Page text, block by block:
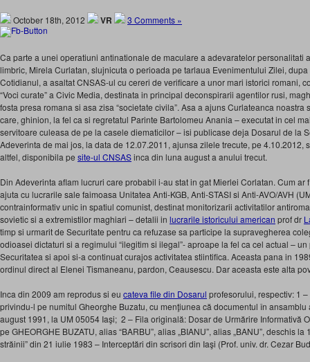
October 18th, 2012 VR 3 Comments »
Ca parte a unei operatiuni antinationale de maculare a adevaratelor personalitati
limbric, Mirela Curlatan, slujnicuta o perioada pe tarlaua Evenimentului Zilei,
Cotidianul, a asaltat CNSAS-ul cu cereri de verificare a unor mari istorici romani,
“Voci curate” a Civic Media, destinata in principal deconspirarii agentilor rusi,
fosta presa romana si asa zisa “societate civila”. Asa a ajuns Curlateanca
care, ghinion, la fel ca si regretatul Parinte Bartolomeu Anania – executat in cel
servitoare culeasa de pe la casele diematicilor – isi publicase deja Dosarul de la
Adeverinta de mai jos, la data de 12.07.2011, ajunsa zilele trecute, pe 4.10.2012,
altfel, disponibila pe site-ul CNSASinca din luna august a anului trecut.
Din Adeverinta aflam lucruri care probabil i-au stat in gat Mierlei Corlatan. Cum ar
ajuta cu lucrarile sale faimoasa Unitatea Anti-KGB, Anti-STASI si Anti-AVO/AVH
contrainformativ unic in spatiul comunist, destinat monitorizarii activitatilor
sovietic si a extremistilor maghiari – detalii in lucrarile istoricului american prof dr
timp si urmarit de Securitate pentru ca refuzase sa participe la supravegherea
odioasei dictaturi si a regimului “ilegitim si ilegal”- aproape la fel ca cel actual –
Securitatea si apoi si-a continuat curajos activitatea stiintifica. Aceasta pana in
ordinul direct al Elenei Tismaneanu, pardon, Ceausescu. Dar aceasta este alta
Inca din 2009 am reprodus si eu cateva file din Dosarul profesorului, respectiv: 1
privindu-l pe numitul Gheorghe Buzatu, cu menţiunea că documentul în ansamblu
august 1991, la UM 05054 Iaşi; 2 – Fila originală: Dosar de Urmărire Informativă
pe GHEORGHE BUZATU, alias “BARBU”, alias „BIANU”, alias „BANU”, deschis
străinii” din 21 iulie 1983 – Interceptări din scrisori din Iaşi (Prof. univ. dr. Cezar